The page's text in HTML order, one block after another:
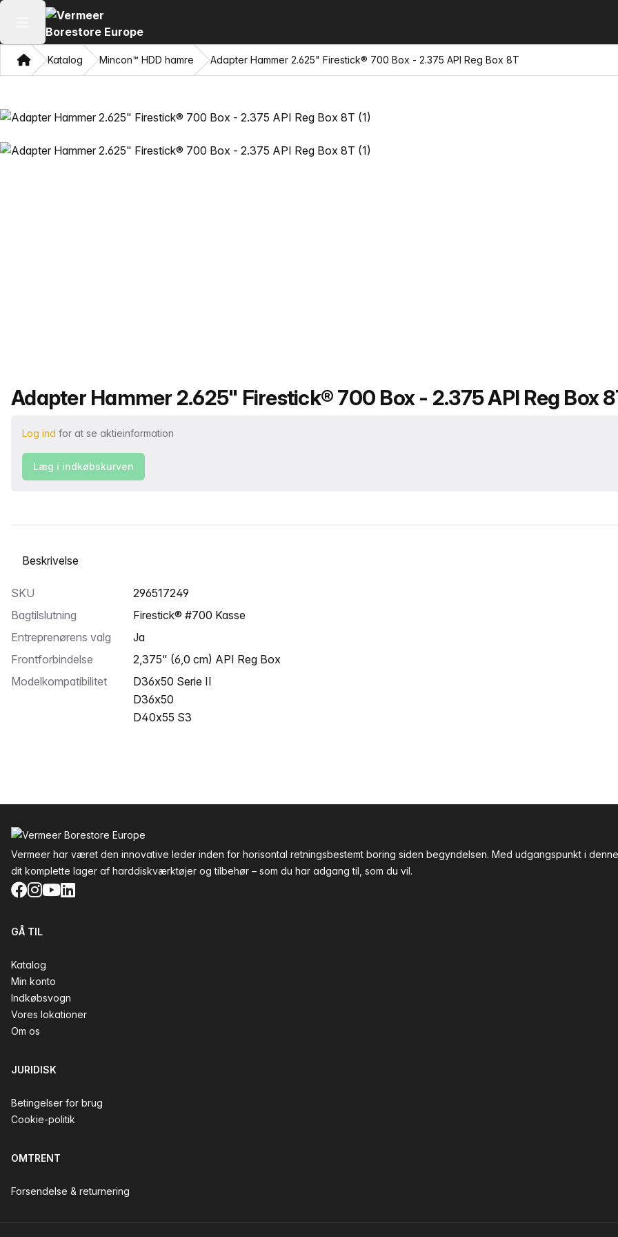
Åbn hovedmenuen
HjemKatalog Mincon™ HDD hamre Adapter Hammer 2.625" Firestick® 700 Box - 2.375 API Reg Box 8T
Produktnavn
Adapter Hammer 2.625" Firestick® 700 Box - 2.375 API Reg Box
Log ind for at se aktieinformation
Læg i indkøbskurven
Vælg en fane
SKU
296517249
Bagtilslutning
Firestick® #700 Kasse
Entreprenørens valg
Ja
Frontforbindelse
2,375" (6,0 cm) API Reg Box
Modelkompatibilitet
D36x50 Serie II
D36x50
D40x55 S3
Vermeer har været den innovative leder inden for horisontal retningsbestemt boring siden begyndelsen. Med udgangspunkt i
dit komplette lager af harddiskværktøjer og tilbehør – som du har adgang til, som du vil.
Facebook
Instagram
YouTube
LinkedIn
GÅ TIL
Katalog
Min konto
Indkøbsvogn
Vores lokationer
Om os
JURIDISK
Betingelser for brug
Cookie-politik
OMTRENT
Forsendelse & returnering